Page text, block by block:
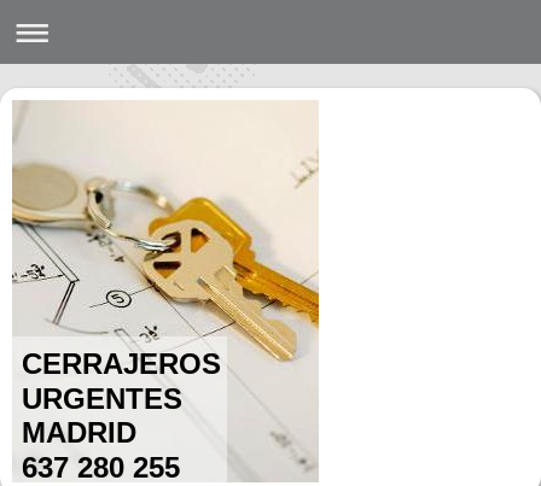
CERRAJEROS
URGENTES
MADRID
637 280 255